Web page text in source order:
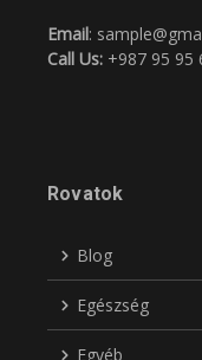
Email:
Call Us: +987 95 95
Rovatok
Blog
Egészség
Egyéb